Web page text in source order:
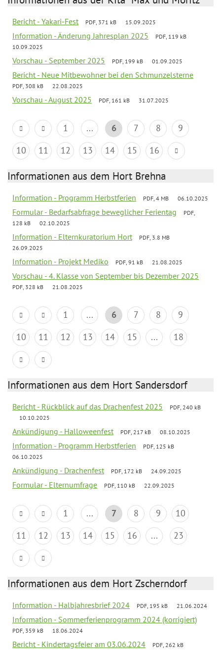
Bericht - Yakari-Fest PDF, 371 kB 15.09.2025
Information - Änderung Jahresplan 2025
PDF, 119 kB
10.09.2025
Vorschau - September 2025 PDF, 199 kB 01.09.2025
Bericht - Neue Mitbewohner bei den Schmunzelsterne
PDF, 308 kB 22.08.2025
Vorschau - August 2025 PDF, 161 kB 31.07.2025
1 ... 6 7 8
9
10
11 12 13 14 15 16
Informationen aus dem Hort Brehna
Information - Programm Herbstferien PDF, 4 MB 06.10.2025
Formular - Bedarfsabfrage beweglicher Ferientag
PDF,
128 kB
02.10.2025
Information - Elternkuratorium Hort
PDF, 3.8 MB
26.09.2025
Information - Projekt Mediko PDF, 91 kB 21.08.2025
Vorschau - 4. Klasse von September bis Dezember 2025
PDF, 328 kB 21.08.2025
1 ... 6 7 8
9
10
11 12 13 14 15 ... 18
Informationen aus dem Hort Sandersdorf
Bericht - Rückblick auf das Drachenfest 2025
PDF, 240 kB
10.10.2025
Ankündigung - Halloweenfest PDF, 217 kB 08.10.2025
Information - Programm Herbstferien
PDF, 125 kB
06.10.2025
Ankündigung - Drachenfest PDF, 172 kB 24.09.2025
Formular - Elternumfrage PDF, 110 kB 22.09.2025
1 ... 7 8 9
10
11
12 13 14 15 16 ... 23
Informationen aus dem Hort Zscherndorf
Information - Halbjahresbrief 2024 PDF, 195 kB 21.06.2024
Information - Sommerferienprogramm 2024 (korrigiert)
PDF, 359 kB 18.06.2024
Bericht - Kindertagsfeier am 03.06.2024
PDF, 262 kB